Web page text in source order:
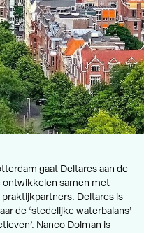
gaat Deltares aan de
ontwikkelen samen met
Deltares is
de ‘stedelijke waterbalans’
Nanco Dolman is